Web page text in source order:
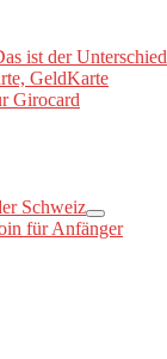
ist der Unterschied
GeldKarte
Girocard
Schweiz
für Anfänger